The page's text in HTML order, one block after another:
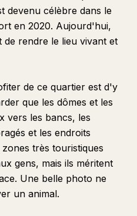
devenu célèbre dans le
en 2020. Aujourd'hui,
rendre le lieu vivant et
de ce quartier est d'y
que les dômes et les
vers les bancs, les
et les endroits
très touristiques
gens, mais ils méritent
Une belle photo ne
un animal.